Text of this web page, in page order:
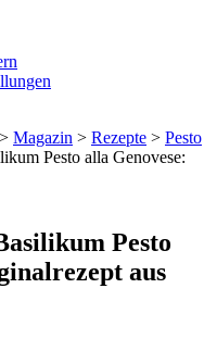
> Magazin > Rezepte > Pesto
Pesto alla Genovese:
Pesto
aus